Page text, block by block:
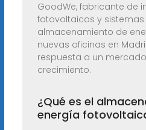
GoodWe, fabricante de
fotovoltaicos y sistemas
almacenamiento de
nuevas oficinas en
respuesta a un
crecimiento.
¿Qué es el
energía